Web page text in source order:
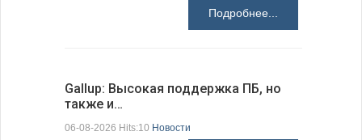
Подробнее...
Gallup: Высокая поддержка ПБ, но
также и…
06-08-2026 Hits:10 Новости